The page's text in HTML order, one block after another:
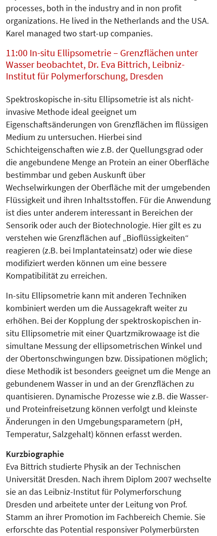
processes, both in the industry and in non profit
organizations. He lived in the Netherlands and the USA.
Karel managed two start-up companies.
11:00 In-situ Ellipsometrie – Grenzflächen unter
Wasser beobachtet, Dr. Eva Bittrich, Leibniz-
Institut für Polymerforschung, Dresden
Spektroskopische in-situ Ellipsometrie ist als nicht-
invasive Methode ideal geeignet um
Eigenschaftsänderungen von Grenzflächen im flüssigen
Medium zu untersuchen. Hierbei sind
Schichteigenschaften wie z.B. der Quellungsgrad oder
die angebundene Menge an Protein an einer Oberfläche
bestimmbar und geben Auskunft über
Wechselwirkungen der Oberfläche mit der umgebenden
Flüssigkeit und ihren Inhaltsstoffen. Für die Anwendung
ist dies unter anderem interessant in Bereichen der
Sensorik oder auch der Biotechnologie. Hier gilt es zu
verstehen wie Grenzflächen auf „Bioflüssigkeiten“
reagieren (z.B. bei Implantateinsatz) oder wie diese
modifiziert werden können um eine bessere
Kompatibilität zu erreichen.
In-situ Ellipsometrie kann mit anderen Techniken
kombiniert werden um die Aussagekraft weiter zu
erhöhen. Bei der Kopplung der spektroskopischen in-
situ Ellipsometrie mit einer Quartzmikrowaage ist die
simultane Messung der ellipsometrischen Winkel und
der Obertonschwingungen bzw. Dissipationen möglich;
diese Methodik ist besonders geeignet um die Menge an
gebundenem Wasser in und an der Grenzflächen zu
quantisieren. Dynamische Prozesse wie z.B. die Wasser-
und Proteinfreisetzung können verfolgt und kleinste
Änderungen in den Umgebungsparametern (pH,
Temperatur, Salzgehalt) können erfasst werden.
Kurzbiographie
Eva Bittrich studierte Physik an der Technischen
Universität Dresden. Nach ihrem Diplom 2007 wechselte
sie an das Leibniz-Institut für Polymerforschung
Dresden und arbeitete unter der Leitung von Prof.
Stamm an ihrer Promotion im Fachbereich Chemie. Sie
erforschte das Potential responsiver Polymerbürsten